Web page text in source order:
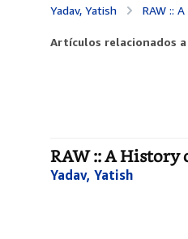
Yadav, Yatish RAW ::
Artículos relacionados
RAW :: A History
Yadav, Yatish